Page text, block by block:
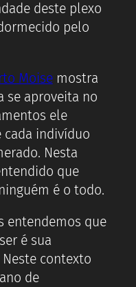
deste plexo
pelo
Moisemostra
se aproveita no
ele
cada indivíduo
Nesta
que
é o todo.
entendemos que
é sua
contexto
de